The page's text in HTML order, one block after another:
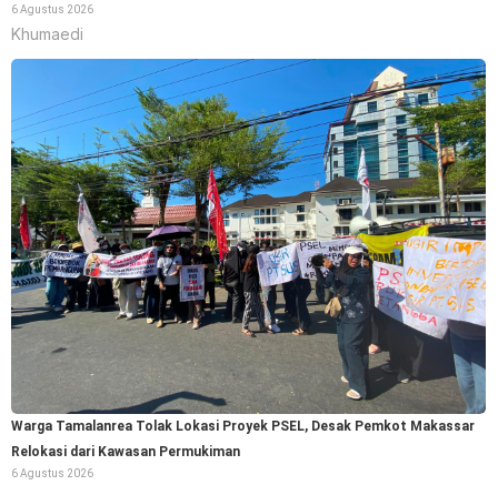
6 Agustus 2026
Khumaedi
Warga Tamalanrea Tolak Lokasi Proyek PSEL, Desak Pemkot Makassar
Relokasi dari Kawasan Permukiman
6 Agustus 2026